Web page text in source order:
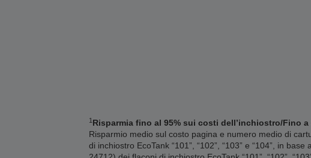
1Risparmia fino al 95% sui costi dell’inchiostro/Fino
Risparmio medio sul costo pagina e numero medio di
di inchiostro EcoTank “101”, “102”, “103” e “104”, in